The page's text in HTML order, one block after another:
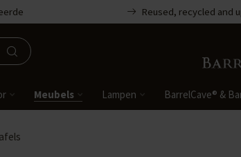
Reused, recycled and
Meubels Lampen BarrelCave® &